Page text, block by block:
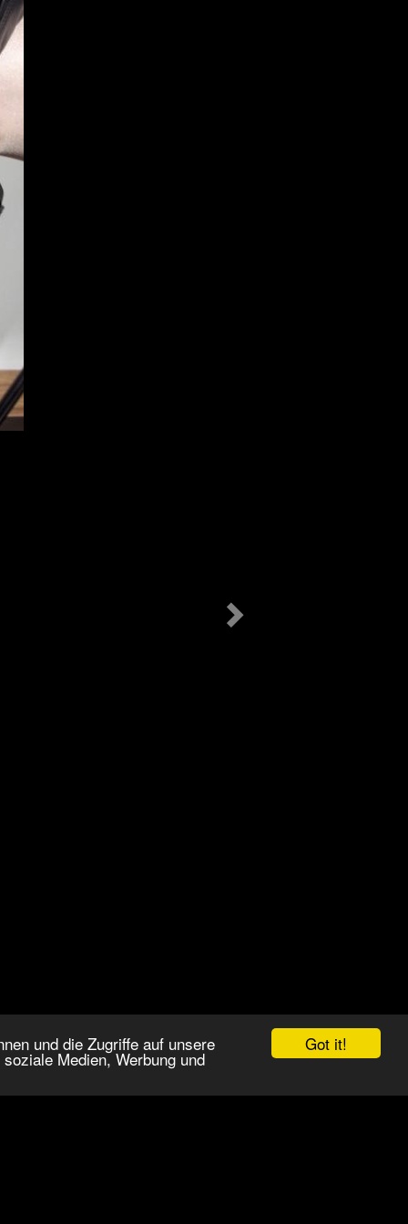
Got it!
und die Zugriffe auf unsere
Medien, Werbung und